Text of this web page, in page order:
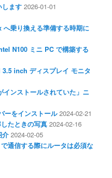
します 2026-01-01
乗り換える準備する時期に
N100 ミニ PC で構築する
inch ディスプレイ モニタ
インストールされていた」ニ
ーをインストール 2024-02-21
たときの写真 2024-02-16
介 2024-02-05
通信する際にルータは必須な